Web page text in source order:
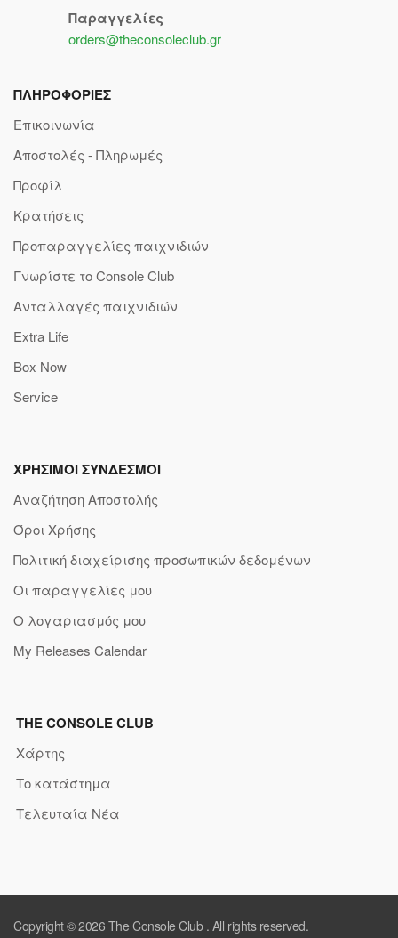
Παραγγελίες
orders@theconsoleclub.gr
ΠΛΗΡΟΦΟΡΙΕΣ
Επικοινωνία
Αποστολές - Πληρωμές
Προφίλ
Κρατήσεις
Προπαραγγελίες παιχνιδιών
Γνωρίστε το Console Club
Ανταλλαγές παιχνιδιών
Extra Life
Box Now
Service
ΧΡΗΣΙΜΟΙ ΣΥΝΔΕΣΜΟΙ
Αναζήτηση Αποστολής
Όροι Χρήσης
Πολιτική διαχείρισης προσωπικών δεδομένων
Οι παραγγελίες μου
Ο λογαριασμός μου
My Releases Calendar
THE CONSOLE CLUB
Χάρτης
Το κατάστημα
Τελευταία Νέα
Copyright © 2026 The Console Club. All rights reserved.